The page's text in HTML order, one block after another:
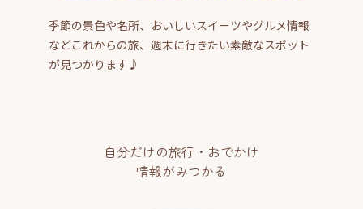
季節の景色や名所、おいしいスイーツやグルメ情報
などこれからの旅、週末に行きたい素敵なスポット
が見つかります♪
自分だけの旅行・おでかけ
情報がみつかる